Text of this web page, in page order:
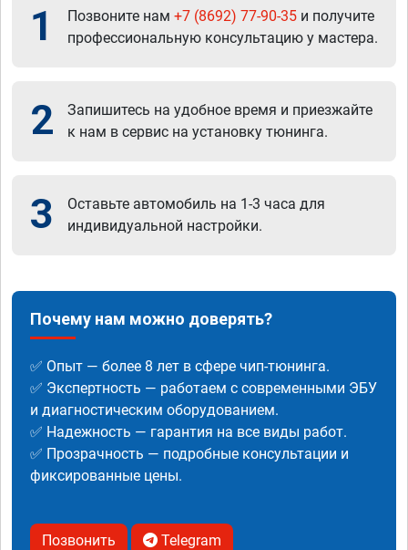
1 Позвоните нам +7 (8692) 77-90-35 и получите
профессиональную консультацию у мастера.
2
Запишитесь на удобное время и приезжайте
к нам в сервис на установку тюнинга.
3
Оставьте автомобиль на 1-3 часа для
индивидуальной настройки.
Почему нам можно доверять?
✅ Опыт — более 8 лет в сфере чип-тюнинга.
✅ Экспертность — работаем с современными ЭБУ
и диагностическим оборудованием.
✅ Надежность — гарантия на все виды работ.
✅ Прозрачность — подробные консультации и
фиксированные цены.
Позвонить Telegram